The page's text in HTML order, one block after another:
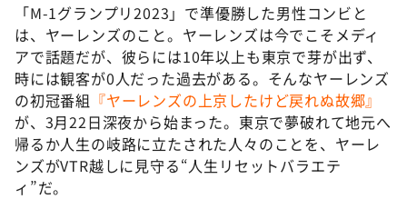
「M-1グランプリ2023」で準優勝した男性コンビと
は、ヤーレンズのこと。ヤーレンズは今でこそメディ
アで話題だが、彼らには10年以上も東京で芽が出ず、
時には観客が0人だった過去がある。そんなヤーレンズ
の初冠番組 『ヤーレンズの上京したけど戻れぬ故郷』
が、3月22日深夜から始まった。東京で夢破れて地元へ
帰るか人生の岐路に立たされた人々のことを、ヤーレ
ンズがVTR越しに見守る“人生リセットバラエテ
ィ”だ。